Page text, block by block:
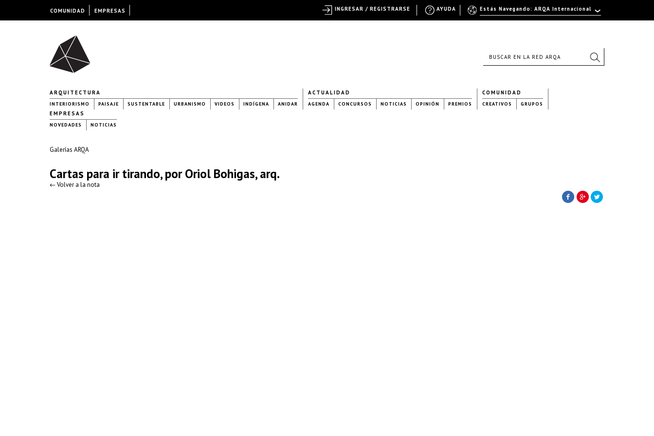
ARQUITECTURA
INTERIORISMO PAISAJE SUSTENTABLE URBANISMO VIDEOS INDÍGENA ANIDAR
ACTUALIDAD
AGENDA CONCURSOS NOTICIAS OPINIÓN PREMIOS
COMUNIDAD
CREATIVOS GRUPOS
EMPRESAS
NOVEDADES NOTICIAS
Galerías ARQA
Cartas para ir tirando, por Oriol Bohigas, arq.
← Volver a la nota
COMUNIDAD EMPRESAS Estás Navegando: ARQA Internacional
AYUDA
INGRESAR / REGISTRARSE